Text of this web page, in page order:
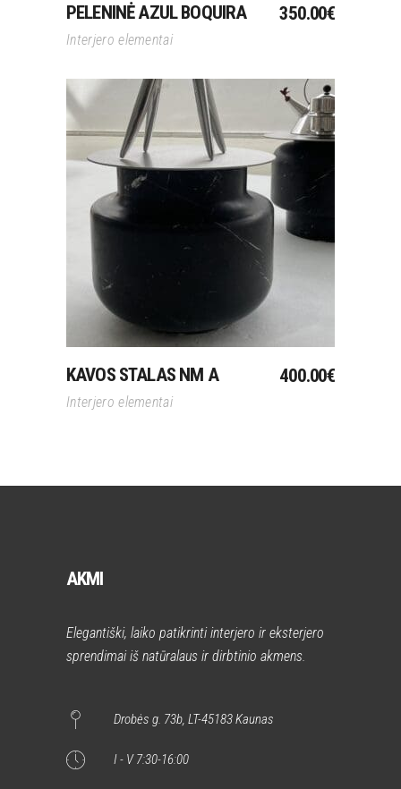
PELENINĖ AZUL BOQUIRA 350.00€
Interjero elementai
KAVOS STALAS NM A 400.00€
Interjero elementai
AKMI
Elegantiški, laiko patikrinti interjero ir eksterjero
sprendimai iš natūralaus ir dirbtinio akmens.
Drobės g. 73b, LT-45183 Kaunas
I - V 7:30-16:00